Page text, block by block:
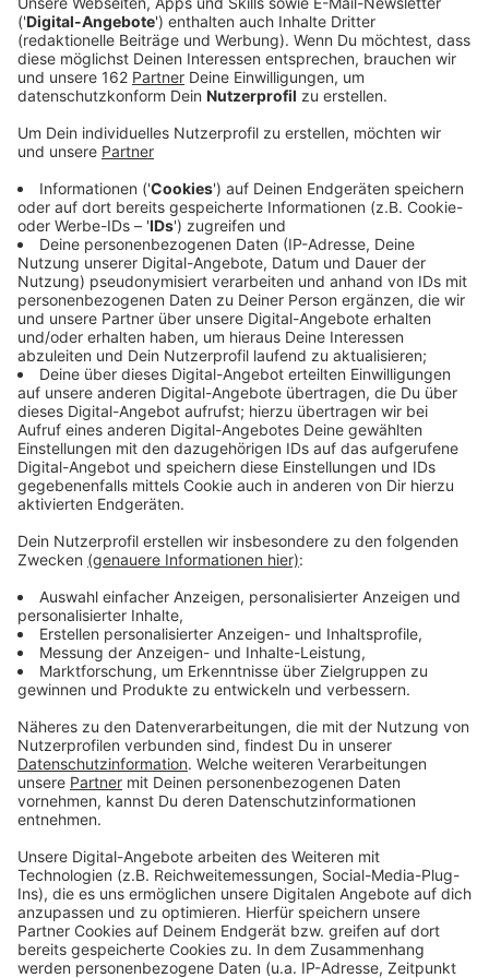
Anzeige
Die letzte große Warenhauskette in Deutschland
bekommt noch eine Chance. Die
Gläubigerversammlung hat dem Insolvenzplan zur
Damit verzichten die Gläubiger wie etwa Vermieter
oder Lieferanten auf Forderungen von rund einer
Milliarde Euro. Geplant ist, 47 der fast 130
Warenhäuser zu schließen. Der Weseler Kaufhof
gehört nicht dazu, er wird damit eine feste Größe in
der Innenstadt bleiben.
Anzeige
Gläubigerversammlung wurde von Demo
begleitet
Über 4.000 der zuletzt noch rund 17.000 Galeria-
Mitarbeiter werden mit dem Umbau des Konzerns
wohl ihren Job verlieren. Der Stellenabbau trifft aber
nicht nur die Schließungsfilialen, sondern auch die
Konzernzentrale in Essen und die verbleibenden
Warenhäuser. Viele von ihnen sollen verkleinert werden.
Am Rande des Gläubigertreffens demonstrierten
deshalb rund 20 Galeria-Betriebsräte aus ganz
Deutschland.
Anzeige